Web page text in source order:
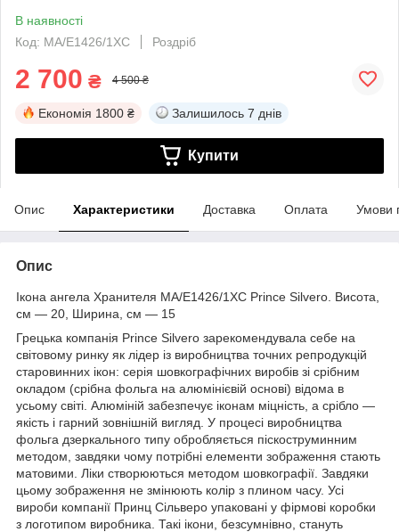
В наявності
Код: MA/E1426/1XC
Роздріб
2 700 ₴ 4 500 ₴
Економія 1800 ₴ Залишилось 7 днів
Купити
Опис Характеристики Доставка Оплата Умови
Опис
Ікона ангела Хранителя MA/E1426/1XC Prince Silvero. Висота,
см — 20, Ширина, см — 15
Грецька компанія Prince Silvero зарекомендувала себе на
світовому ринку як лідер із виробництва точних репродукцій
старовинних ікон: серія шовкографічних виробів зі срібним
окладом (срібна фольга на алюмінієвій основі) відома в
усьому світі. Алюміній забезпечує іконам міцність, а срібло —
якість і гарний зовнішній вигляд. У процесі виробництва
фольга дзеркального типу обробляється піскоструминним
методом, завдяки чому потрібні елементи зображення стають
матовими. Ліки створюються методом шовкографії. Завдяки
цьому зображення не змінюють колір з плином часу. Усі
вироби компанії Принц Сільверо упаковані у фірмові коробки
з логотипом виробника. Такі ікони, безсумнівно, стануть